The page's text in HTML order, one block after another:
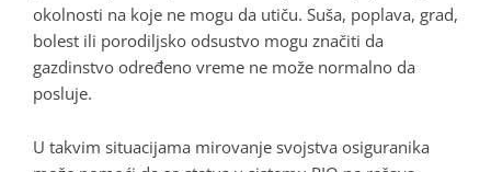
okolnosti na koje ne mogu da utiču. Suša, poplava, grad,
bolest ili porodiljsko odsustvo mogu značiti da
gazdinstvo određeno vreme ne može normalno da
posluje.
U takvim situacijama mirovanje svojstva osiguranika